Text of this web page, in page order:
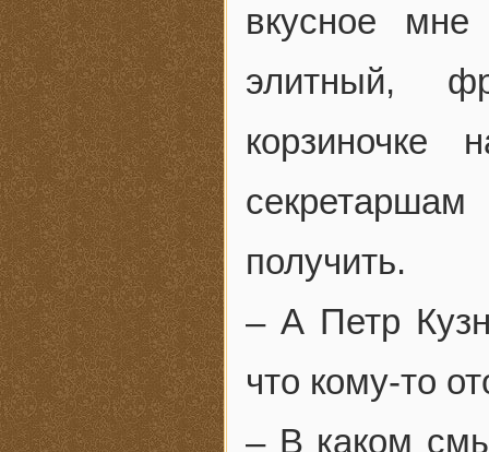
вкусное
элитный,
получить.
– А Петр
что кому-то
– В каком